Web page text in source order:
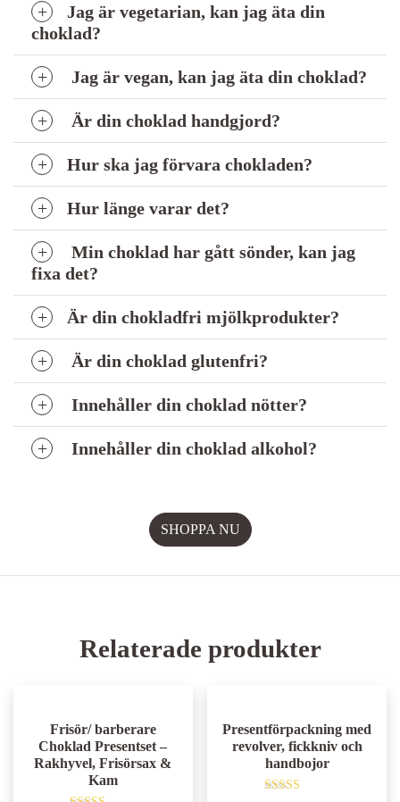
Jag är vegetarian, kan jag äta din
choklad?
Jag är vegan, kan jag äta din choklad?
Är din choklad handgjord?
Hur ska jag förvara chokladen?
Hur länge varar det?
Min choklad har gått sönder, kan jag
fixa det?
Är din chokladfri mjölkprodukter?
Är din choklad glutenfri?
Innehåller din choklad nötter?
Innehåller din choklad alkohol?
Relaterade produkter
Frisör/ barberare
Choklad Presentset –
Rakhyvel, Frisörsax &
Kam
Presentförpackning med
revolver, fickkniv och
handbojor